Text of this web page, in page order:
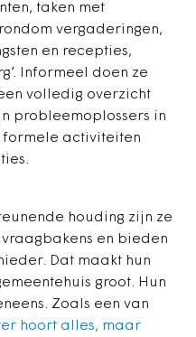
taken met
vergaderingen,
en recepties,
Informeel doen ze
volledig overzicht
probleemoplossers in
formele activiteiten
houding zijn ze
en bieden
Dat maakt hun
groot. Hun
Zoals een van
hoort alles, maar